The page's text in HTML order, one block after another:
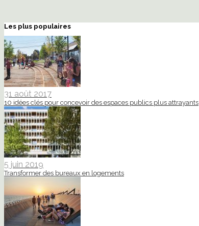
Les plus populaires
31 août 2017
10 idées clés pour concevoir des espaces publics plus attrayants
5 juin 2019
Transformer des bureaux en logements